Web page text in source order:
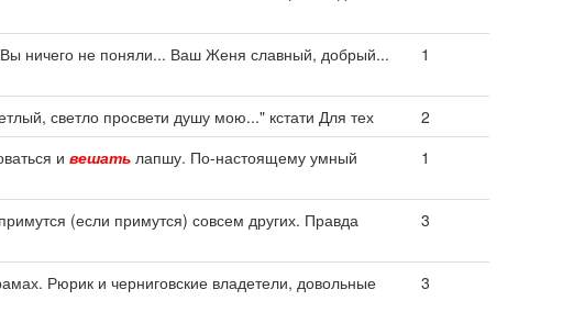
Вы ничего не поняли... Ваш Женя славный, добрый...
1
светло просвети душу мою..." кстати Для тех
2
и вешать лапшу. По-настоящему умный
1
(если примутся) совсем других. Правда
3
Рюрик и черниговские владетели, довольные
3